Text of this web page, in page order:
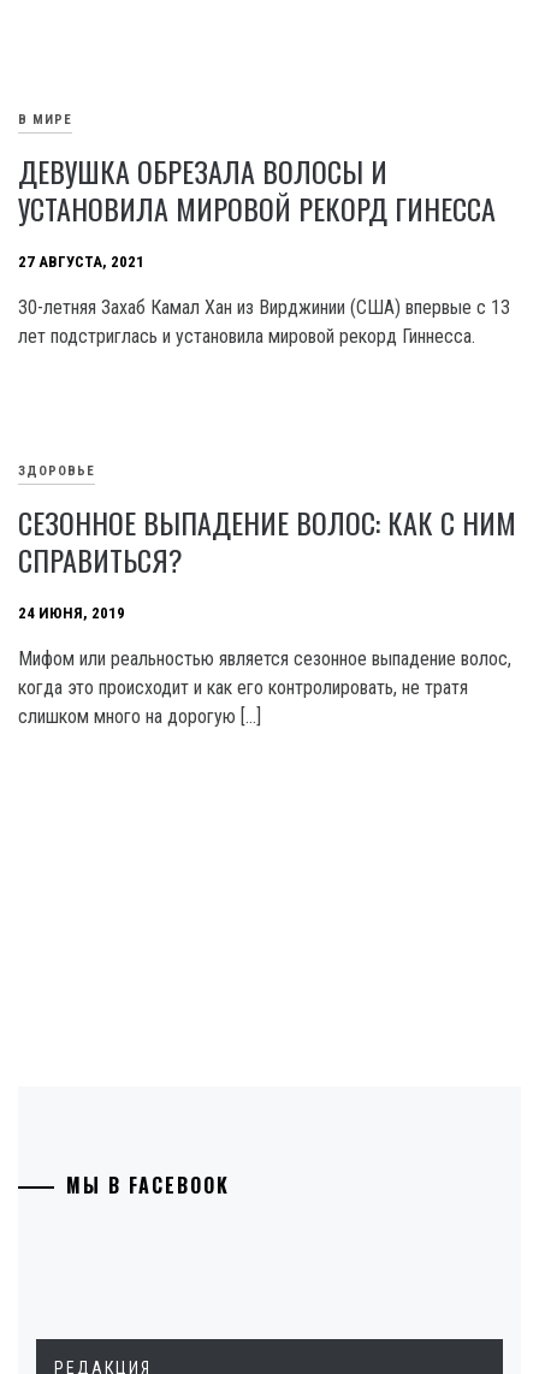
В МИРЕ
ДЕВУШКА ОБРЕЗАЛА ВОЛОСЫ И
УСТАНОВИЛА МИРОВОЙ РЕКОРД ГИНЕССА
27 АВГУСТА, 2021
30-летняя Захаб Камал Хан из Вирджинии (США) впервые с 13
лет подстриглась и установила мировой рекорд Гиннесса.
ЗДОРОВЬЕ
СЕЗОННОЕ ВЫПАДЕНИЕ ВОЛОС: КАК С НИМ
СПРАВИТЬСЯ?
24 ИЮНЯ, 2019
Мифом или реальностью является сезонное выпадение волос,
когда это происходит и как его контролировать, не тратя
слишком много на дорогую […]
МЫ В FACEBOOK
РЕДАКЦИЯ